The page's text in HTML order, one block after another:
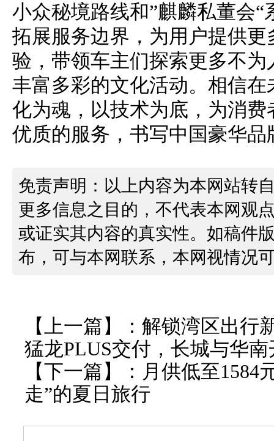
小众秘境路线和”麒麟私董会
拓展服务边界，为用户提供
验，带领车主们探索更多不
丰富多彩的文化活动。相信
化为魂，以技术为底，为消
优质的服务，书写中国豪华品
免责声明：以上内容为本网站转
更多信息之目的，不代表本网观
或证实其内容的真实性。如稿件
布，可与本网联系，本网视情况
【上一篇】： 解锁湾区出行
猛龙PLUS交付，长城与华
【下一篇】： 月供低至1584
走”的夏日旅行